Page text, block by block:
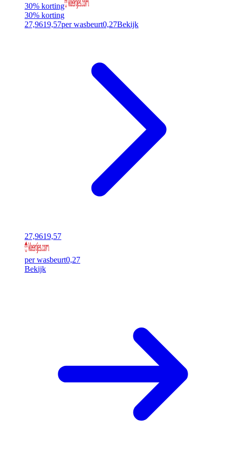
30% korting
30% korting
27,9619,57per wasbeurt0,27Bekijk
27,9619,57
per wasbeurt0,27
Bekijk